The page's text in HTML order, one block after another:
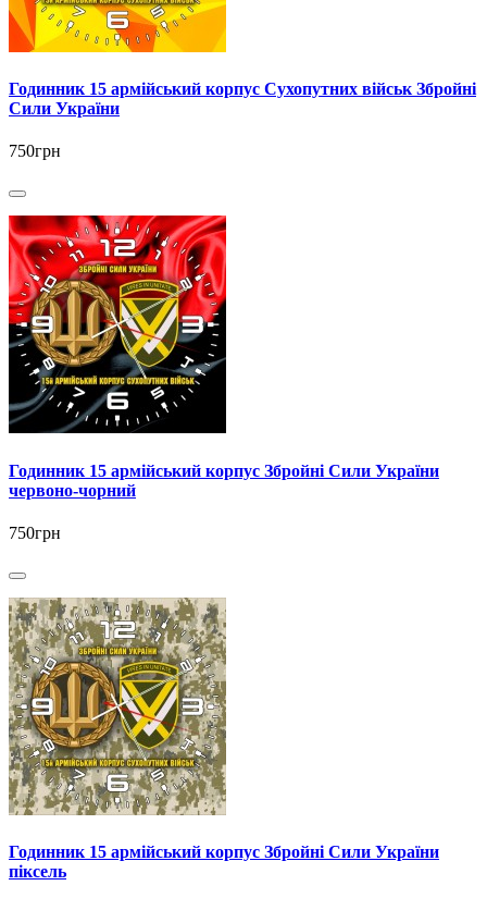
Годинник 15 армійський корпус Сухопутних військ Збройні
Сили України
750грн
Годинник 15 армійський корпус Збройні Сили України
червоно-чорний
750грн
Годинник 15 армійський корпус Збройні Сили України
піксель